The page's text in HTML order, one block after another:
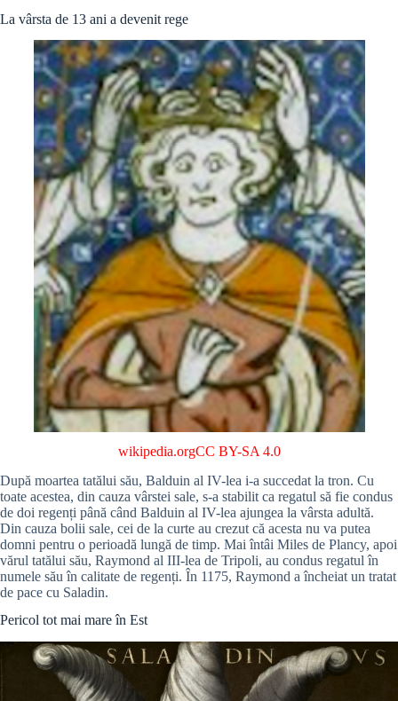
La vârsta de 13 ani a devenit rege
wikipedia.orgCC BY-SA 4.0
După moartea tatălui său, Balduin al IV-lea i-a succedat la tron. Cu
toate acestea, din cauza vârstei sale, s-a stabilit ca regatul să fie condus
de doi regenți până când Balduin al IV-lea ajungea la vârsta adultă.
Din cauza bolii sale, cei de la curte au crezut că acesta nu va putea
domni pentru o perioadă lungă de timp. Mai întâi Miles de Plancy, apoi
vărul tatălui său, Raymond al III-lea de Tripoli, au condus regatul în
numele său în calitate de regenți. În 1175, Raymond a încheiat un tratat
de pace cu Saladin.
Pericol tot mai mare în Est